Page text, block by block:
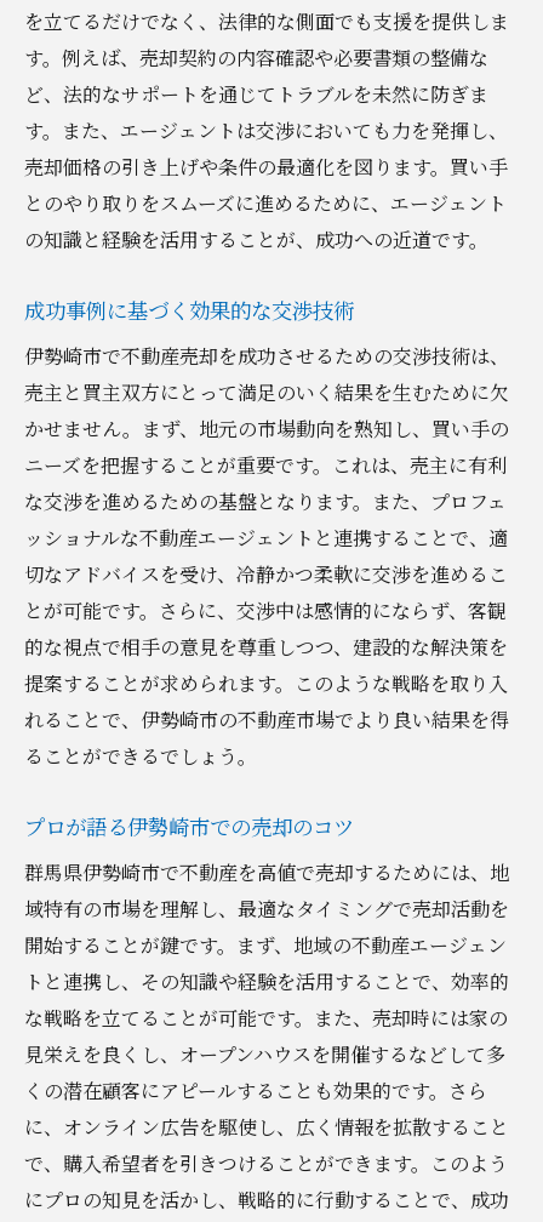
を立てるだけでなく、法律的な側面でも支援を提供しま
す。例えば、売却契約の内容確認や必要書類の整備な
ど、法的なサポートを通じてトラブルを未然に防ぎま
す。また、エージェントは交渉においても力を発揮し、
売却価格の引き上げや条件の最適化を図ります。買い手
とのやり取りをスムーズに進めるために、エージェント
の知識と経験を活用することが、成功への近道です。
成功事例に基づく効果的な交渉技術
伊勢崎市で不動産売却を成功させるための交渉技術は、
売主と買主双方にとって満足のいく結果を生むために欠
かせません。まず、地元の市場動向を熟知し、買い手の
ニーズを把握することが重要です。これは、売主に有利
な交渉を進めるための基盤となります。また、プロフェ
ッショナルな不動産エージェントと連携することで、適
切なアドバイスを受け、冷静かつ柔軟に交渉を進めるこ
とが可能です。さらに、交渉中は感情的にならず、客観
的な視点で相手の意見を尊重しつつ、建設的な解決策を
提案することが求められます。このような戦略を取り入
れることで、伊勢崎市の不動産市場でより良い結果を得
ることができるでしょう。
プロが語る伊勢崎市での売却のコツ
群馬県伊勢崎市で不動産を高値で売却するためには、地
域特有の市場を理解し、最適なタイミングで売却活動を
開始することが鍵です。まず、地域の不動産エージェン
トと連携し、その知識や経験を活用することで、効率的
な戦略を立てることが可能です。また、売却時には家の
見栄えを良くし、オープンハウスを開催するなどして多
くの潜在顧客にアピールすることも効果的です。さら
に、オンライン広告を駆使し、広く情報を拡散すること
で、購入希望者を引きつけることができます。このよう
にプロの知見を活かし、戦略的に行動することで、成功